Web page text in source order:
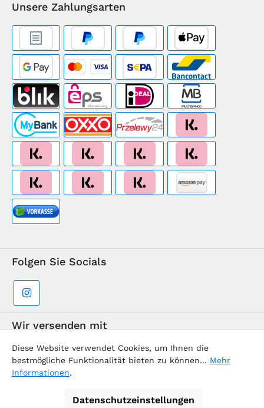
Unsere Zahlungsarten
Folgen Sie Socials
Wir versenden mit
Diese Website verwendet Cookies, um Ihnen die
bestmögliche Funktionalität bieten zu können... Mehr
Informationen.
Datenschutzeinstellungen